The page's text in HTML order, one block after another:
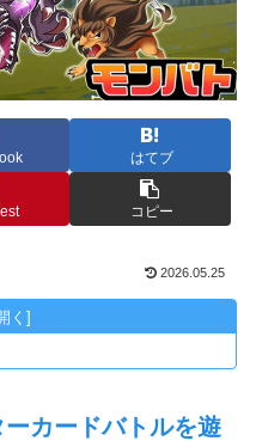
はてブ
コピー
2026.05.25
カードバトルを遊